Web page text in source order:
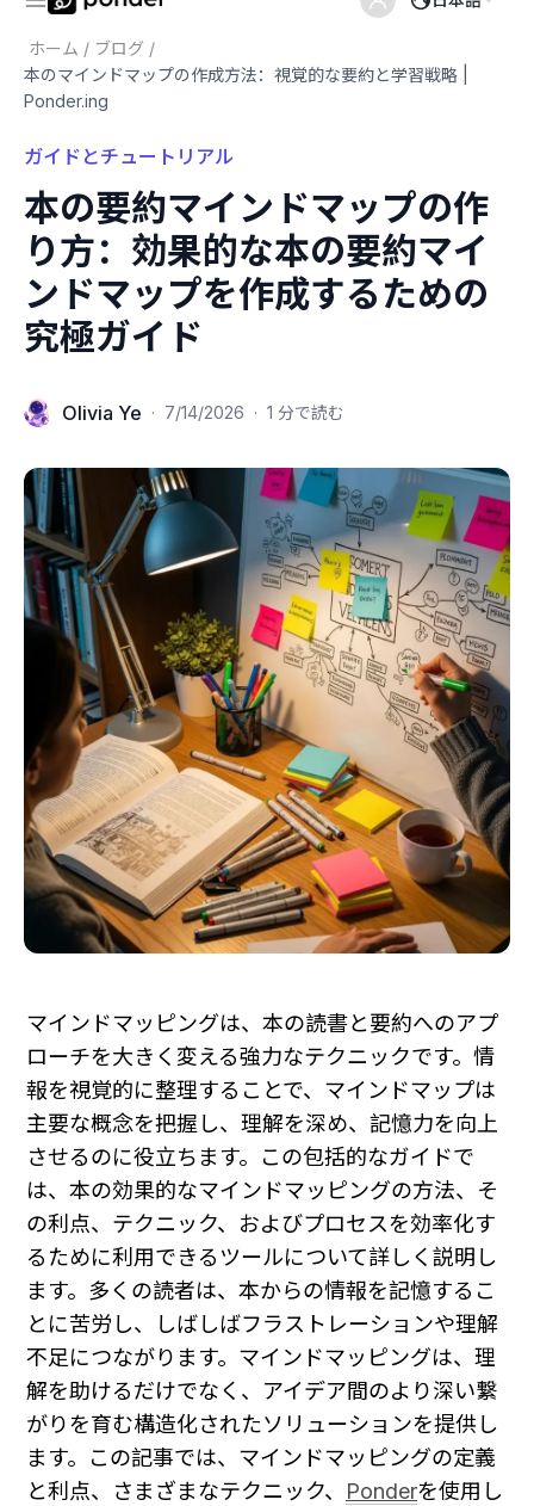
ホーム / ブログ /
本のマインドマップの作成方法：視覚的な要約と学習戦略 |
Ponder.ing
ガイドとチュートリアル
本の要約マインドマップの作
り方：効果的な本の要約マイ
ンドマップを作成するための
究極ガイド
Olivia Ye · 7/14/2026 · 1 分で読む
マインドマッピングは、本の読書と要約へのアプ
ローチを大きく変える強力なテクニックです。情
報を視覚的に整理することで、マインドマップは
主要な概念を把握し、理解を深め、記憶力を向上
させるのに役立ちます。この包括的なガイドで
は、本の効果的なマインドマッピングの方法、そ
の利点、テクニック、およびプロセスを効率化す
るために利用できるツールについて詳しく説明し
ます。多くの読者は、本からの情報を記憶するこ
とに苦労し、しばしばフラストレーションや理解
不足につながります。マインドマッピングは、理
解を助けるだけでなく、アイデア間のより深い繋
がりを育む構造化されたソリューションを提供し
ます。この記事では、マインドマッピングの定義
と利点、さまざまなテクニック、 Ponderを使用し